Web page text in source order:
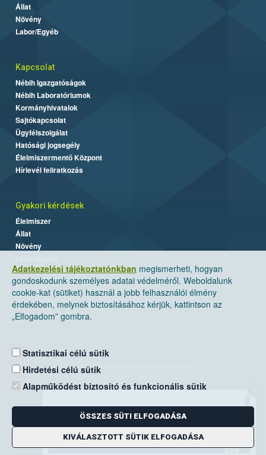
Adatkezelési tájékoztatónkban megismerheti, hogyan
gondoskodunk személyes adatai védelméről. Weboldalunk
cookie-kat (sütiket) használ a jobb felhasználói élmény
érdekében, melynek biztosításához kérjük, kattintson az
„Elfogadom” gombra.
Statisztikai célú sütik
Hirdetési célú sütik
Alapműködést biztosító és funkcionális sütik
ÖSSZES SÜTI ELFOGADÁSA
KIVÁLASZTOTT SÜTIK ELFOGADÁSA
Állat
Növény
Labor/Egyéb
Kapcsolat
Nébih Igazgatóságok
Nébih Laboratóriumok
Kormányhivatalok
Sajtókapcsolat
Ügyfélszolgálat
Hatósági jogsegély
Élelmiszermentő Központ
Hírlevél feliratkozás
Gyakori kérdések
Élelmiszer
Állat
Növény
Nemzeti Élelmiszerlánc-biztonsági Hivatal
Levelezési cím: 1525 Budapest. Pf. 30.
E-mail:ugyfelszolgalat@nebih.gov.hu
Zöld szám: 06-80/263-244
Telefon: 06-1/ 336-9000